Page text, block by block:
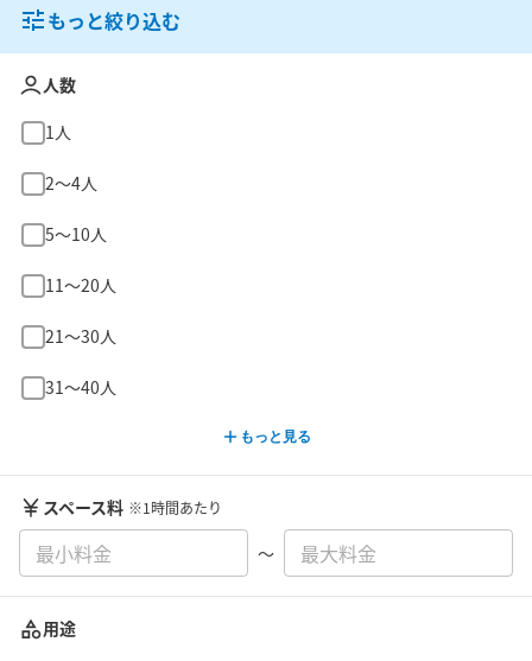
もっと絞り込む
人数
1人
2〜4人
5〜10人
11〜20人
21〜30人
31〜40人
もっと見る
スペース料 ※1時間あたり
〜
用途